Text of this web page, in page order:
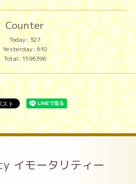
Counter
Today:327
Yesterday:610
Total:1596396
イモータリティー